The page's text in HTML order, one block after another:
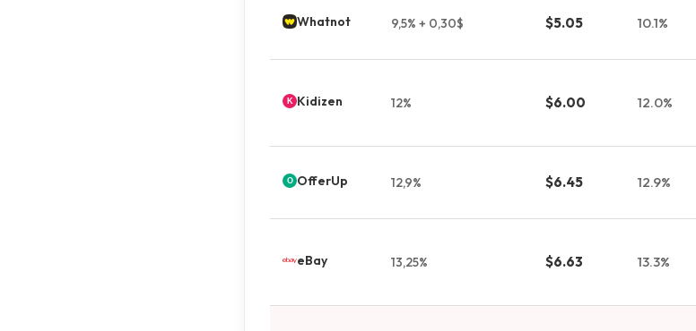
Whatnot 9,5% + 0,30$ $5.05 10.1%
Kidizen 12% $6.00 12.0%
OfferUp 12,9% $6.45 12.9%
eBay 13,25% $6.63 13.3%